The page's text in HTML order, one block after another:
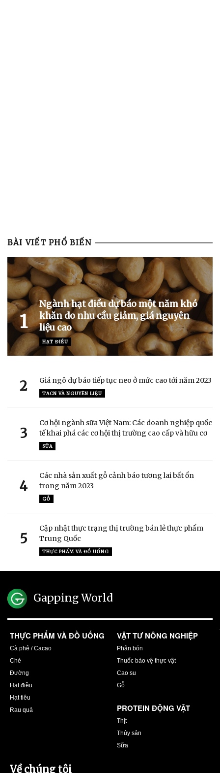
BÀI VIẾT PHỔ BIẾN
1
Ngành hạt điều dự báo một năm khó
khăn do nhu cầu giảm, giá nguyên
liệu cao
HẠT ĐIỀU
2 Giá ngô dự báo tiếp tục neo ở mức cao tới năm 2023
TACN VÀ NGUYÊN LIỆU
3
Cơ hội ngành sữa Việt Nam: Các doanh nghiệp quốc
tế khai phá các cơ hội thị trường cao cấp và hữu cơ
SỮA
4
Các nhà sản xuất gỗ cảnh báo tương lai bất ổn
trong năm 2023
GỖ
5
Cập nhật thực trạng thị trường bán lẻ thực phẩm
Trung Quốc
THỰC PHẨM VÀ ĐỒ UỐNG
Gapping World
THỰC PHẨM VÀ ĐỒ UỐNG
Cà phê / Cacao
Chè
Đường
Hạt điều
Hạt tiêu
Rau quả
VẬT TƯ NÔNG NGHIỆP
Phân bón
Thuốc bảo vệ thực vật
Cao su
Gỗ
PROTEIN ĐỘNG VẬT
Thịt
Thủy sản
Sữa
Về chúng tôi